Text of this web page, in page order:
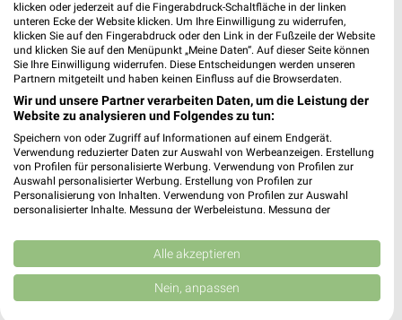
Schiffbrückenplatz 17
24768 Rendsburg
Heute 09:30 - 18:30 Uhr |
Geschlossen
317,64 km
SIEMES Schuhcenter Rendsburg
Kreishafenstr.2/Alte Kieler L-str. 30
24768 Rendsburg
316,48 km
❯
Siemes Schuhcenter Rendsburg
Kreishafenstraße 2 / Alte Kieler Landstraße 30
24768 Rendsburg
klicken oder jederzeit auf die Fingerabdruck-Schaltfläche in der linken
unteren Ecke der Website klicken. Um Ihre Einwilligung zu widerrufen,
klicken Sie auf den Fingerabdruck oder den Link in der Fußzeile der Website
und klicken Sie auf den Menüpunkt „Meine Daten“. Auf dieser Seite können
Sie Ihre Einwilligung widerrufen. Diese Entscheidungen werden unseren
Partnern mitgeteilt und haben keinen Einfluss auf die Browserdaten.
Wir und unsere Partner verarbeiten Daten, um die Leistung der
Website zu analysieren und Folgendes zu tun:
Speichern von oder Zugriff auf Informationen auf einem Endgerät.
Verwendung reduzierter Daten zur Auswahl von Werbeanzeigen. Erstellung
von Profilen für personalisierte Werbung. Verwendung von Profilen zur
Auswahl personalisierter Werbung. Erstellung von Profilen zur
Personalisierung von Inhalten. Verwendung von Profilen zur Auswahl
personalisierter Inhalte. Messung der Werbeleistung. Messung der
Kombinationen von Daten aus verschiedenen Quellen. Entwicklung und
Verbesserung der Angebote. Verwendung reduzierter Daten zur Auswahl
von Inhalten.
Daten können außerhalb der Europäischen Union weitergegeben und in die
USA gesendet werden.
Alle akzeptieren
Nein, anpassen